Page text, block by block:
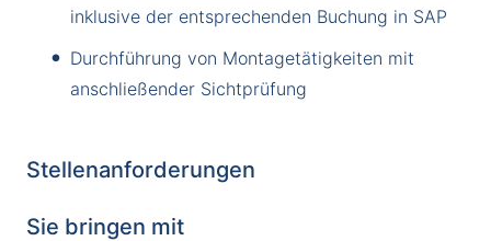
inklusive der entsprechenden Buchung in SAP
Durchführung von Montagetätigkeiten mit
anschließender Sichtprüfung
Stellenanforderungen
Sie bringen mit